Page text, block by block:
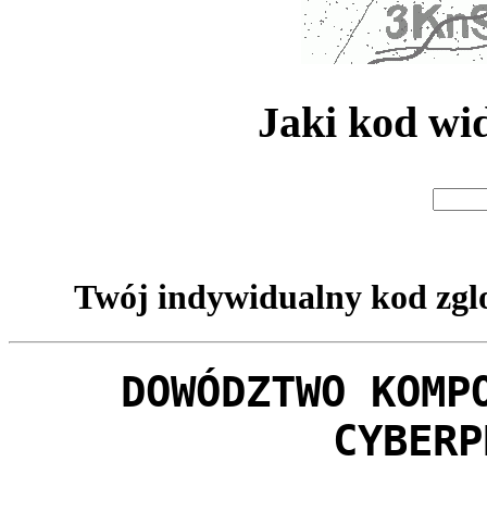
Jaki kod
Twój indywidualny kod
DOWÓDZTWO